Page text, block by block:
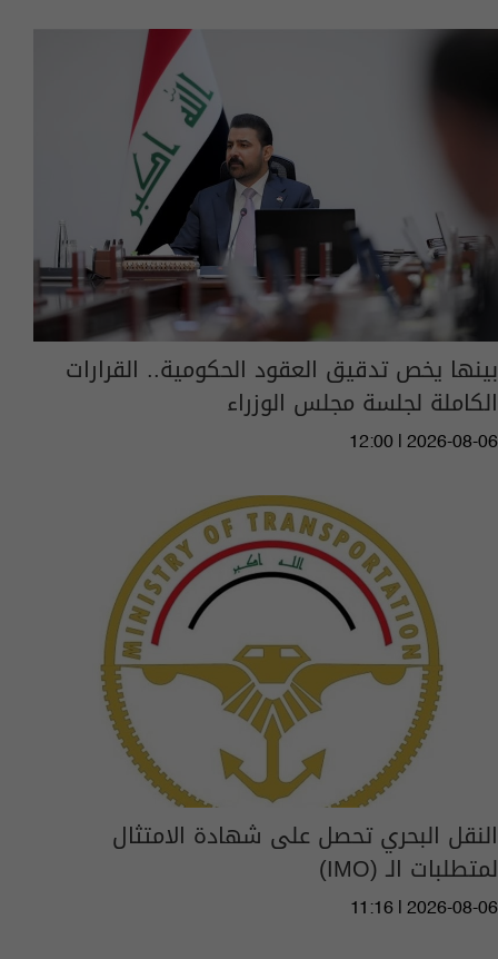
بينها يخص تدقيق العقود الحكومية.. القرارات
الكاملة لجلسة مجلس الوزراء
12:00 | 2026-08-06
النقل البحري تحصل على شهادة الامتثال
لمتطلبات الـ (IMO)
11:16 | 2026-08-06